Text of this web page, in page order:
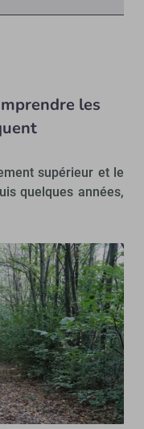
les
supérieur et le
quelques années,